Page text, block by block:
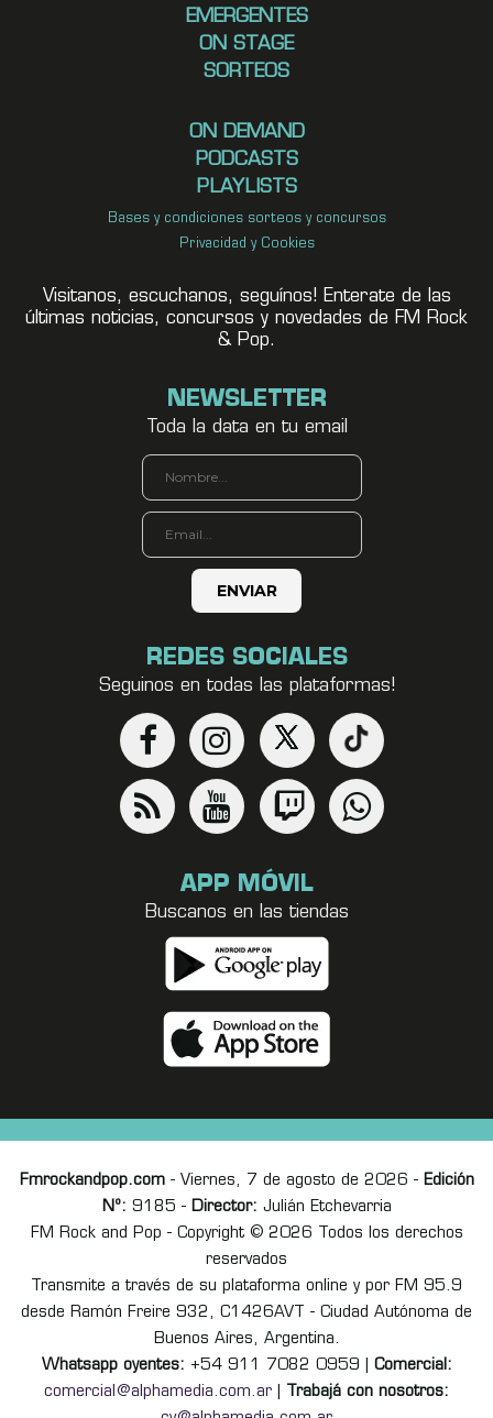
EMERGENTES
ON STAGE
SORTEOS
ON DEMAND
PODCASTS
PLAYLISTS
Bases y condiciones sorteos y concursos
Privacidad y Cookies
Visitanos, escuchanos, seguínos! Enterate de las
últimas noticias, concursos y novedades de FM Rock
& Pop.
NEWSLETTER
Toda la data en tu email
REDES SOCIALES
Seguinos en todas las plataformas!
APP MÓVIL
Buscanos en las tiendas
Fmrockandpop.com- Viernes, 7 de agosto de 2026 - Edición
Nº: 9185 - Director: Julián Etchevarria
FM Rock and Pop - Copyright © 2026 Todos los derechos
reservados
Transmite a través de su plataforma online y por FM 95.9
desde Ramón Freire 932, C1426AVT - Ciudad Autónoma de
Buenos Aires, Argentina.
Whatsapp oyentes: +54 911 7082 0959 | Comercial:
comercial@alphamedia.com.ar
Trabajá con nosotros: